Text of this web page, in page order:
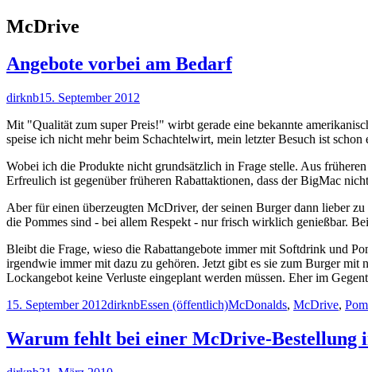
Schlagwort:
McDrive
Angebote vorbei am Bedarf
Autor
dirknbVeröffentlicht
15. September 2012
Mit "Qualität zum super Preis!" wirbt gerade eine bekannte
speise ich nicht mehr beim Schachtelwirt, mein letzter Besuch ist
Wobei ich die Produkte nicht grundsätzlich in Frage stelle. Aus
Erfreulich ist gegenüber früheren Rabattaktionen, dass der BigMac
Aber für einen überzeugten McDriver, der seinen Burger dann lieber
die Pommes sind - bei allem Respekt - nur frisch wirklich genießbar.
Bleibt die Frage, wieso die Rabattangebote immer mit Softdrink und
irgendwie immer mit dazu zu gehören. Jetzt gibt es sie zum Burger mit
Lockangebot keine Verluste eingeplant werden müssen. Eher im
Veröffentlicht
15. September 2012Autor
dirknbKategorien
Essen (öffentlich)Schlagwörter
McDonalds, McDrive,
Warum fehlt bei einer McDrive-Bestellung